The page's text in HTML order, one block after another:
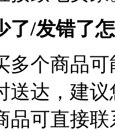
了/发错了
多个商品
送达，建
品可直接